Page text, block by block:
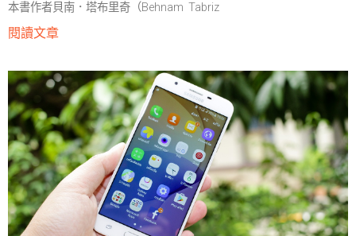
本書作者貝南．塔布里奇（Behnam Tabriz
閱讀文章